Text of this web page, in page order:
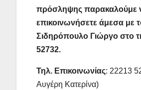
πρόσληψης παρακαλούμε
επικοινωνήσετε άμεσα με
Σιδηρόπουλο Γιώργο στο
52732.
Τηλ. Επικοινωνίας: 22213
Αυγέρη